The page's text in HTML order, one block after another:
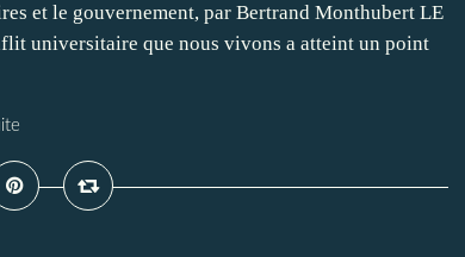
et le gouvernement, par Bertrand Monthubert LE
universitaire que nous vivons a atteint un point